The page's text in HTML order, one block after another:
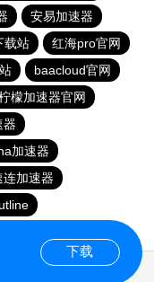
安易加速器
载站
红海pro官网
baacloud官网
檬加速器官网
器
加速器
连加速器
下载